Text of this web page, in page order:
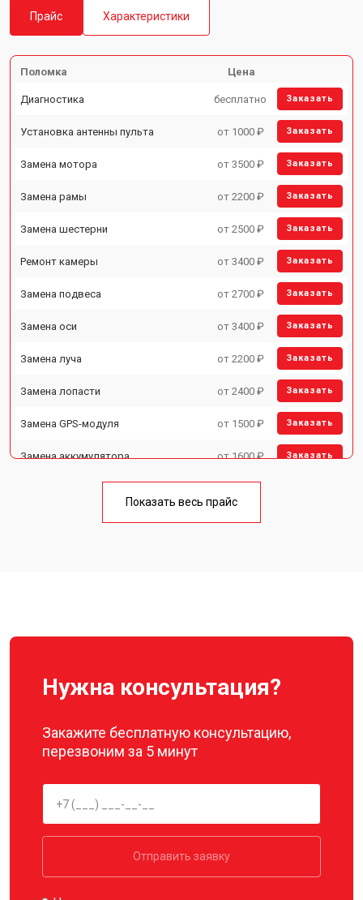
Прайс Характеристики
Поломка Цена
Диагностика бесплатно Заказать
Установка антенны пульта от 1000 ₽ Заказать
Замена мотора от 3500 ₽ Заказать
Замена рамы от 2200 ₽ Заказать
Замена шестерни от 2500 ₽ Заказать
Ремонт камеры от 3400 ₽ Заказать
Замена подвеса от 2700 ₽ Заказать
Замена оси от 3400 ₽ Заказать
Замена луча от 2200 ₽ Заказать
Замена лопасти от 2400 ₽ Заказать
Замена GPS-модуля от 1500 ₽ Заказать
Замена аккумулятора от 1600 ₽ Заказать
от 1800 ₽
Показать весь прайс
Нужна консультация?
Закажите бесплатную консультацию,
перезвоним за 5 минут
Отправить заявку